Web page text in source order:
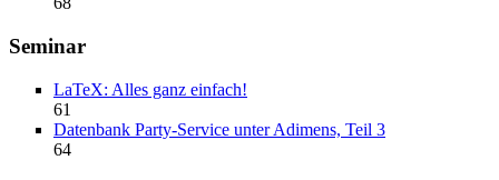
Seminar
LaTeX: Alles ganz einfach!
61
Datenbank Party-Service unter Adimens, Teil 3
64